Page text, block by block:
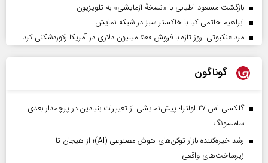
بازگشت مسعود اطیابی با «نسخهٔ آزمایشی» به تلویزیون
ابراهیم حاتمی کیا با خاکستر سبز در شبکه نمایش
مرد عنکبوتی: روز تازه با فروش ۵۰۰ میلیون دلاری در آمریکا رکوردشکنی کرد
گوناگون
گلکسی اس ۲۷ اولترا؛ پیش‌نمایشی از تغییرات بنیادین در پرچمدار بعدی
سامسونگ
رشد خیره‌کننده بازار توکن‌های هوش مصنوعی (AI)؛ از هیجان تا
زیرساخت‌های واقعی